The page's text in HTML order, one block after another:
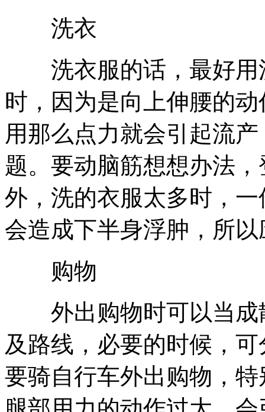
洗衣
洗衣服的话，最好用
时，因为是向上伸腰的
用那么点力就会引起流
题。要动脑筋想想办法
外，洗的衣服太多时，
会造成下半身浮肿，所
购物
外出购物时可以当成
及路线，必要的时候，
要骑自行车外出购物，